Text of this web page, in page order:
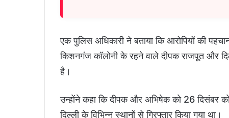
एक पुलिस अधिकारी ने बताया कि आरोपियों की
किशनगंज कॉलोनी के रहने वाले दीपक राजपूत और
है।
उन्होंने कहा कि दीपक और अभिषेक को 26 दिसंबर
दिल्ली के विभिन्न स्थानों से गिरफ्तार किया गया था।